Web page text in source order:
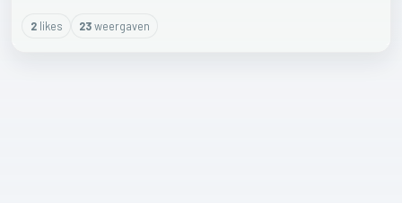
2likes 23weergaven